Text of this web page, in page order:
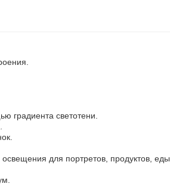
градиента светотени.
для портретов, продуктов, еды,